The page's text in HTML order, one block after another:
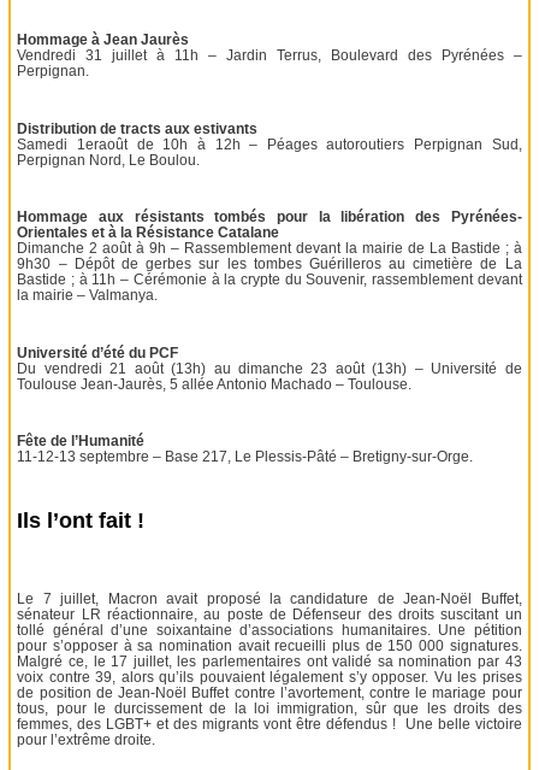
Hommage à Jean Jaurès
Vendredi 31 juillet à 11h – Jardin Terrus, Boulevard des Pyrénées –
Perpignan.
Distribution de tracts aux estivants
Samedi 1eraoût de 10h à 12h – Péages autoroutiers Perpignan Sud,
Perpignan Nord, Le Boulou.
Hommage aux résistants tombés pour la libération des Pyrénées-
Orientales et à la Résistance Catalane
Dimanche 2 août à 9h – Rassemblement devant la mairie de La Bastide ; à
9h30 – Dépôt de gerbes sur les tombes Guérilleros au cimetière de La
Bastide ; à 11h – Cérémonie à la crypte du Souvenir, rassemblement devant
la mairie – Valmanya.
Université d’été du PCF
Du vendredi 21 août (13h) au dimanche 23 août (13h) – Université de
Toulouse Jean-Jaurès, 5 allée Antonio Machado – Toulouse.
Fête de l’Humanité
11-12-13 septembre – Base 217, Le Plessis-Pâté – Bretigny-sur-Orge.
Ils l’ont fait !
Le 7 juillet, Macron avait proposé la candidature de Jean-Noël Buffet,
sénateur LR réactionnaire, au poste de Défenseur des droits suscitant un
tollé général d’une soixantaine d’associations humanitaires. Une pétition
pour s’opposer à sa nomination avait recueilli plus de 150 000 signatures.
Malgré ce, le 17 juillet, les parlementaires ont validé sa nomination par 43
voix contre 39, alors qu’ils pouvaient légalement s’y opposer. Vu les prises
de position de Jean-Noël Buffet contre l’avortement, contre le mariage pour
tous, pour le durcissement de la loi immigration, sûr que les droits des
femmes, des LGBT+ et des migrants vont être défendus ! Une belle victoire
pour l’extrême droite.